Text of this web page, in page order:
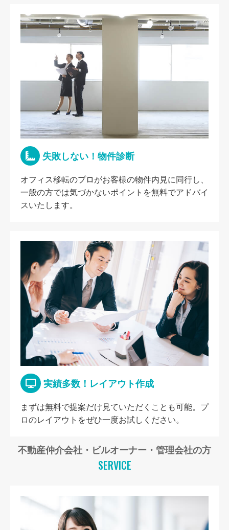
失敗しない！物件診断
オフィス移転のプロがお客様の物件内見に同行し、
一般の方では気づかないポイントを無料でアドバイ
スいたします。
実績多数！レイアウト作成
まずは無料で提案だけ見ていただくことも可能。プ
ロのレイアウトをぜひ一度お試しください。
不動産仲介会社・ビルオーナー・管理会社の方
SERVICE